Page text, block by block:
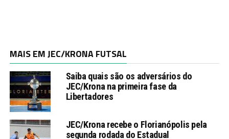
MAIS EM JEC/KRONA FUTSAL
Saiba quais são os adversários do
JEC/Krona na primeira fase da
Libertadores
JEC/Krona recebe o Florianópolis pela
segunda rodada do Estadual